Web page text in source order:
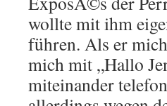
wollte mit ihm
führen. Als er
mich mit „Hallo
miteinander